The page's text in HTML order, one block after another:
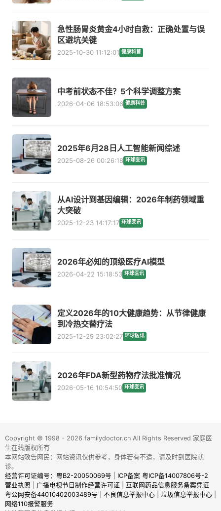
急性肠胃炎黄金4小时自救：正确处置与误
区避坑关键
2025-10-30 11:12:01 健康科普
中考前状态不佳？5个科学调整方案
2026-04-06 18:53:06 健康科普
2025年6月28日人工智能新闻综述
2025-08-26 00:26:18 环球医讯
从AI设计到基因编辑：2026年制药领域重
大突破
2025-12-23 14:17:17 环球医讯
2026年必知的顶级医疗AI模型
2026-04-22 15:18:53 环球医讯
定义2026年的10大健康趋势：从节律健康
到冷热交替疗法
2025-12-29 23:02:27 环球医讯
2026年FDA新型药物疗法批准情况
2026-05-16 10:54:50 环球医讯
Copyright © 1998 - 2026 familydoctor.cn All Rights Reserved 家庭医
生在线版权所有
本网站敬告网民：网站资讯仅供参考，身体若有不适，请及时到医院就
诊。
经营许可证编号：粤B2-20050069号
ICP备案 粤ICP备14007806号-2
营业执照
广播电视节目制作经营许可证
互联网药品信息服务备案凭证
粤公网安备44010402003489号
不良信息举报中心| 垃圾信息举报中心|
网络110报警服务